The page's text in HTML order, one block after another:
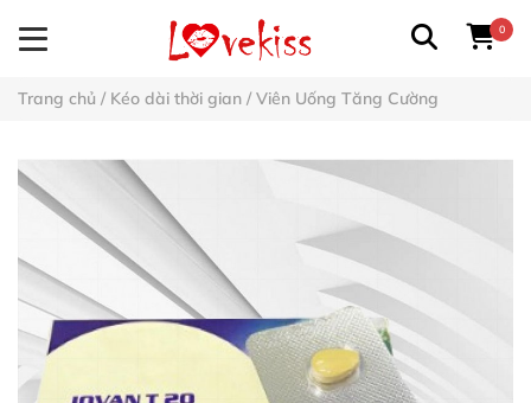
0
Trang chủ / Kéo dài thời gian / Viên Uống Tăng Cường